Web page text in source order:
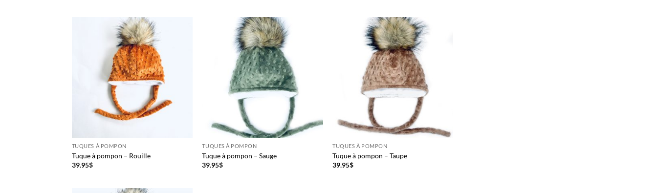
TUQUES À POMPON
Tuque à pompon – Rouille
39.95$
TUQUES À POMPON
Tuque à pompon – Sauge
39.95$
TUQUES À POMPON
Tuque à pompon – Taupe
39.95$